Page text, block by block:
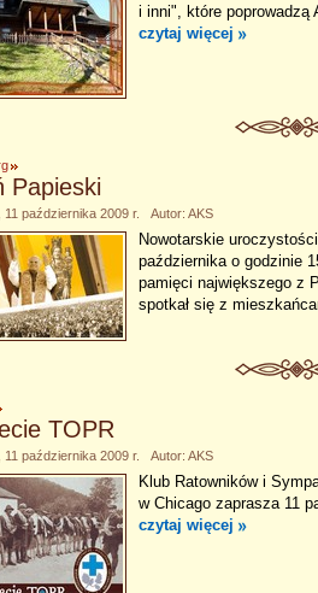
i inni", które poprowadzą
czytaj więcej
Papieski
11 października 2009 r. Autor: AKS
Nowotarskie
października o godzinie
pamięci największego z
spotkał się z
TOPR
11 października 2009 r. Autor: AKS
Klub Ratowników i
w Chicago zaprasza 11
czytaj więcej